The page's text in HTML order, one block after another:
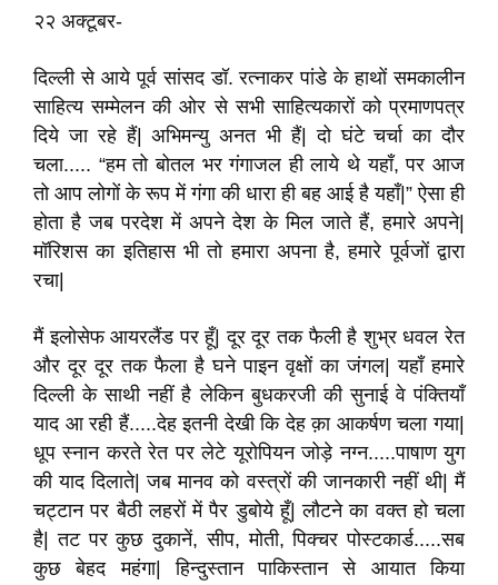
२२ अक्टूबर-
दिल्ली से आये पूर्व सांसद डॉ. रत्नाकर पांडे के हाथों समकालीन
साहित्य सम्मेलन की ओर से सभी साहित्यकारों को प्रमाणपत्र
दिये जा रहे हैं| अभिमन्यु अनत भी हैं| दो घंटे चर्चा का दौर
चला..... “हम तो बोतल भर गंगाजल ही लाये थे यहाँ, पर आज
तो आप लोगों के रूप में गंगा की धारा ही बह आई है यहाँ|” ऐसा ही
होता है जब परदेश में अपने देश के मिल जाते हैं, हमारे अपने|
मॉरिशस का इतिहास भी तो हमारा अपना है, हमारे पूर्वजों द्वारा
रचा|
मैं इलोसेफ आयरलैंड पर हूँ| दूर दूर तक फैली है शुभ्र धवल रेत
और दूर दूर तक फैला है घने पाइन वृक्षों का जंगल| यहाँ हमारे
दिल्ली के साथी नहीं है लेकिन बुधकरजी की सुनाई वे पंक्तियाँ
याद आ रही हैं.....देह इतनी देखी कि देह क़ा आकर्षण चला गया|
धूप स्नान करते रेत पर लेटे यूरोपियन जोड़े नग्न.....पाषाण युग
की याद दिलाते| जब मानव को वस्त्रों की जानकारी नहीं थी| मैं
चट्टान पर बैठी लहरों में पैर डुबोये हूँ| लौटने का वक्त हो चला
है| तट पर कुछ दुकानें, सीप, मोती, पिक्चर पोस्टकार्ड.....सब
कुछ बेहद महंगा| हिन्दुस्तान पाकिस्तान से आयात किया